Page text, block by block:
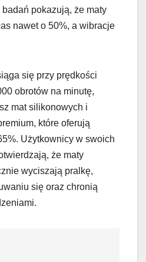
pokazują, że maty
nawet o 50%, a wibracje
się przy prędkości
obrotów na minutę,
mat silikonowych i
które oferują
Użytkownicy w swoich
że maty
wyciszają pralkę,
się oraz chronią